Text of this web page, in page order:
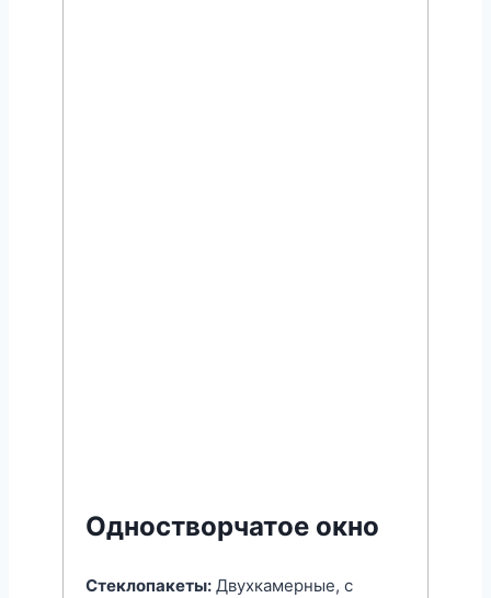
Одностворчатое окно
Стеклопакеты: Двухкамерные, с